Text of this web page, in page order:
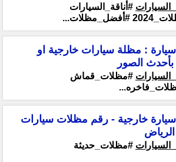
#أناقة_السيارات
: مظلة سيارات خارجية او
بأحدث الصور
#مظلات_قماش
خارجية - رقم مظلات سيارات
#مظلات_حديثة